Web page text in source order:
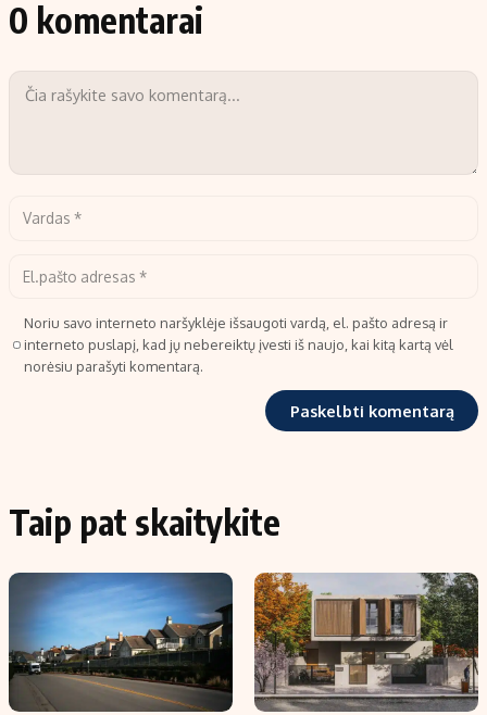
0 komentarai
Noriu savo interneto naršyklėje išsaugoti vardą, el. pašto adresą ir
interneto puslapį, kad jų nebereiktų įvesti iš naujo, kai kitą kartą vėl
norėsiu parašyti komentarą.
Taip pat skaitykite